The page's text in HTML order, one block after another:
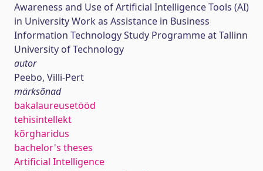
Awareness and Use of Artificial Intelligence Tools (AI)
in University Work as Assistance in Business
Information Technology Study Programme at Tallinn
University of Technology
autor
Peebo, Villi-Pert
märksõnad
bakalaureusetööd
tehisintellekt
kõrgharidus
bachelor's theses
Artificial Intelligence